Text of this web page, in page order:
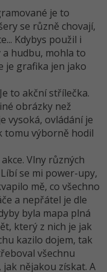
je to
se různě chovají,
Kdybys použil i
hudbu, mohla to
je grafika jen jako
to akční střílečka.
obrázky než
vysoká, ovládání je
tomu výborně hodil
Vlny různých
se mi power-upy,
mě, co všechno
a nepřátel je dle
byla mapa plná
který z nich je jak
kazilo dojem, tak
všechnu
nějakou získat. A